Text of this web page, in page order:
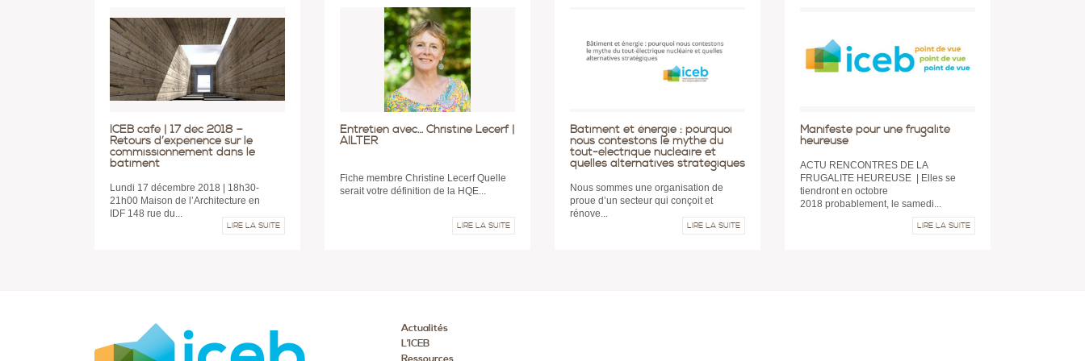
ICEB café | 17 déc 2018 –
Retours d’expérience sur le
commissionnement dans le
bâtiment
Lundi 17 décembre 2018 | 18h30-
21h00 Maison de l’Architecture en
IDF 148 rue du...
LIRE LA SUITE
Entretien avec… Christine Lecerf |
AILTER
Fiche membre Christine Lecerf Quelle
serait votre définition de la HQE...
LIRE LA SUITE
Bâtiment et énergie : pourquoi
nous contestons le mythe du
tout-électrique nucléaire et
quelles alternatives stratégiques
Nous sommes une organisation de
proue d’un secteur qui conçoit et
rénove...
LIRE LA SUITE
Manifeste pour une frugalité
heureuse
ACTU RENCONTRES DE LA
FRUGALITE HEUREUSE | Elles se
tiendront en octobre
2018 probablement, le samedi...
LIRE LA SUITE
Actualités
L’ICEB